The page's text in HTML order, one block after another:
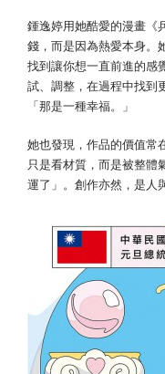
鍾逸婷用她酷愛的漫畫《
錢，而是因為熱愛本身。
找到讓你想一直前進的感
試、調整，在過程中找到
「那是一種幸福。」
她也發現，作品的價值常
只是看材質，而是被整體
運了」。創作亦然，是人